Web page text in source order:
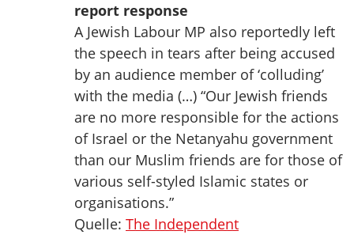
report response
A Jewish Labour MP also reportedly left
the speech in tears after being accused
by an audience member of ‘colluding’
with the media (…) “Our Jewish friends
are no more responsible for the actions
of Israel or the Netanyahu government
than our Muslim friends are for those of
various self-styled Islamic states or
organisations.”
Quelle: The Independent